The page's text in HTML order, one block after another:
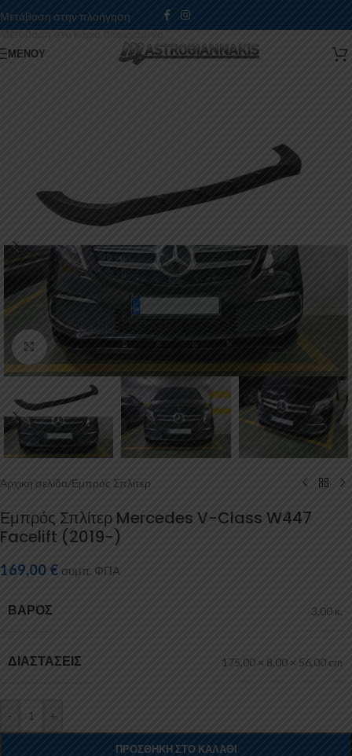
Μετάβαση στην πλοήγηση
Μετάβαση στο κύριο περιεχόμενο
ΜΕΝΟΎ
Κάντε κλικ για μεγέθυνση
Αρχική σελίδα/Εμπρός Σπλίτερ
Εμπρός Σπλίτερ Mercedes V-Class W447
Facelift (2019-)
169,00 € συμπ. ΦΠΑ
ΒΆΡΟΣ 3,00 κ.
ΔΙΑΣΤΆΣΕΙΣ 175,00 × 8,00 × 56,00 cm
- +
ΠΡΟΣΘΉΚΗ ΣΤΟ ΚΑΛΆΘΙ